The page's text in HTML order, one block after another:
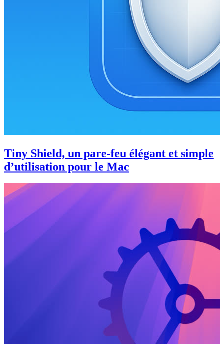
Tiny Shield, un pare-feu élégant et simple
d’utilisation pour le Mac